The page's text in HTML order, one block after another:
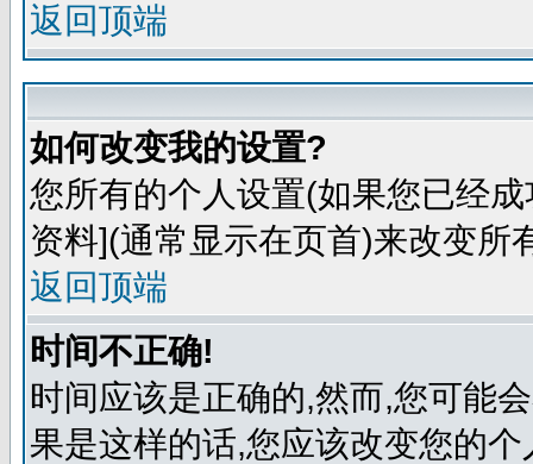
返回顶端
如何改变我的设置?
您所有的个人设置(如果您已经
资料](通常显示在页首)来改变所
返回顶端
时间不正确!
时间应该是正确的,然而,您可能
果是这样的话,您应该改变您的